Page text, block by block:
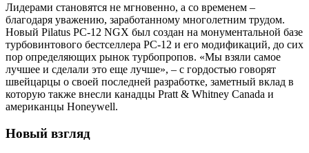
Лидерами становятся не мгновенно, а со временем –
благодаря уважению, заработанному многолетним трудом.
Новый Pilatus PC-12 NGX был создан на монументальной базе
турбовинтового бестселлера РС-12 и его модификаций, до сих
пор определяющих рынок турбопропов. «Мы взяли самое
лучшее и сделали это еще лучше», – с гордостью говорят
швейцарцы о своей последней разработке, заметный вклад в
которую также внесли канадцы Pratt & Whitney Canada и
американцы Honeywell.
Новый взгляд